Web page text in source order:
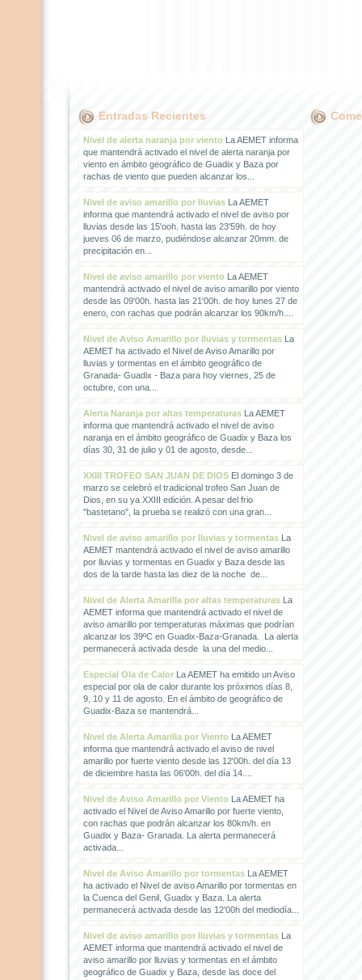
Entradas Recientes
Nivel de alerta naranja por vientoLa AEMET informa
que mantendrá activado el nivel de alerta naranja por
viento en ámbito geográfico de Guadix y Baza por
rachas de viento que pueden alcanzar los...
Nivel de aviso amarillo por lluviasLa AEMET
informa que mantendrá activado el nivel de aviso por
lluvias desde las 15'ooh. hasta las 23'59h. de hoy
jueves 06 de marzo, pudiéndose alcanzar 20mm. de
precipitación en...
Nivel de aviso amarillo por vientoLa AEMET
mantendrá activado el nivel de aviso amarillo por viento
desde las 09'00h. hasta las 21'00h. de hoy lunes 27 de
enero, con rachas que podrán alcanzar los 90km/h....
Nivel de Aviso Amarillo por lluvias y tormentasLa
AEMET ha activado el Nivel de Aviso Amarillo por
lluvias y tormentas en el ámbito geográfico de
Granada- Guadix - Baza para hoy viernes, 25 de
octubre, con una...
Alerta Naranja por altas temperaturasLa AEMET
informa que mantendrá activado el nivel de aviso
naranja en el ámbito geográfico de Guadix y Baza los
días 30, 31 de julio y 01 de agosto, desde...
XXIII TROFEO SAN JUAN DE DIOSEl domingo 3 de
marzo se celebró el tradicional trofeo San Juan de
Dios, en su ya XXIII edición. A pesar del frio
"bastetano", la prueba se realizó con una gran...
Nivel de aviso amarillo por lluvias y tormentasLa
AEMET mantendrá activado el nivel de aviso amarillo
por lluvias y tormentas en Guadix y Baza desde las
dos de la tarde hasta las diez de la noche de...
Nivel de Alerta Amarilla por altas temperaturasLa
AEMET informa que mantendrá activado el nivel de
aviso amarillo por temperaturas máximas que podrían
alcanzar los 39ºC en Guadix-Baza-Granada. La alerta
permanecerá activada desde la una del medio...
Especial Ola de CalorLa AEMET ha emitido un Aviso
especial por ola de calor durante los próximos días 8,
9, 10 y 11 de agosto. En el ámbito de geográfico de
Guadix-Baza se mantendrá...
Nivel de Alerta Amarilla por VientoLa AEMET
informa que mantendrá activado el aviso de nivel
amarillo por fuerte viento desde las 12'00h. del día 13
de diciembre hasta las 06'00h. del día 14....
Nivel de Aviso Amarillo por VientoLa AEMET ha
activado el Nivel de Aviso Amarillo por fuerte viento,
con rachas que podrán alcanzar los 80km/h. en
Guadix y Baza- Granada. La alerta permanecerá
activada...
Nivel de Aviso Amarillo por tormentasLa AEMET
ha activado el Nivel de aviso Amarillo por tormentas en
la Cuenca del Genil, Guadix y Baza. La alerta
permanecerá activada desde las 12'00h del mediodía...
Nivel de aviso amarillo por lluvias y tormentasLa
AEMET informa que mantendrá activado el nivel de
aviso amarillo por lluvias y tormentas en el ámbito
geográfico de Guadix y Baza, desde las doce del